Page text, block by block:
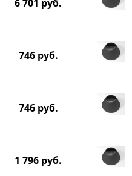
6 701 руб.
746 руб.
746 руб.
1 796 руб.